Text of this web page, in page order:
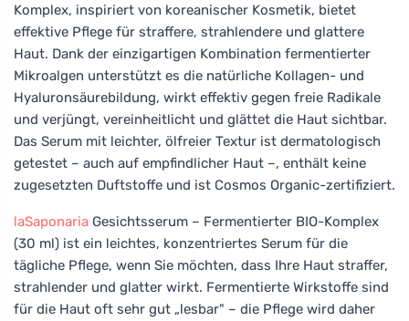
Komplex, inspiriert von koreanischer Kosmetik, bietet
effektive Pflege für straffere, strahlendere und glattere
Haut. Dank der einzigartigen Kombination fermentierter
Mikroalgen unterstützt es die natürliche Kollagen- und
Hyaluronsäurebildung, wirkt effektiv gegen freie Radikale
und verjüngt, vereinheitlicht und glättet die Haut sichtbar.
Das Serum mit leichter, ölfreier Textur ist dermatologisch
getestet – auch auf empfindlicher Haut –, enthält keine
zugesetzten Duftstoffe und ist Cosmos Organic-zertifiziert.
laSaponaria Gesichtsserum – Fermentierter BIO-Komplex
(30 ml) ist ein leichtes, konzentriertes Serum für die
tägliche Pflege, wenn Sie möchten, dass Ihre Haut straffer,
strahlender und glatter wirkt. Fermentierte Wirkstoffe sind
für die Haut oft sehr gut „lesbar" – die Pflege wird daher